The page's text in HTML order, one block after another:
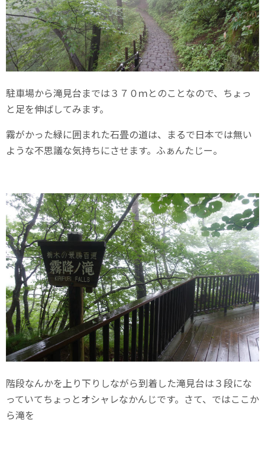
駐車場から滝見台までは３７０ｍとのことなので、ちょっ
と足を伸ばしてみます。
霧がかった緑に囲まれた石畳の道は、まるで日本では無い
ような不思議な気持ちにさせます。ふぁんたじー。
階段なんかを上り下りしながら到着した滝見台は３段にな
っていてちょっとオシャレなかんじです。さて、ではここか
ら滝を